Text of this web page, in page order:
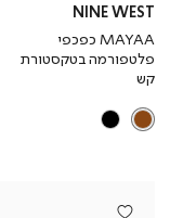
NINE WEST
MAYAA כפכפי
פלטפורמה בטקסטורת
קש